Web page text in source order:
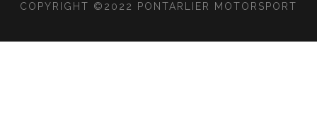
COPYRIGHT ©2022 PONTARLIER MOTORSPORT